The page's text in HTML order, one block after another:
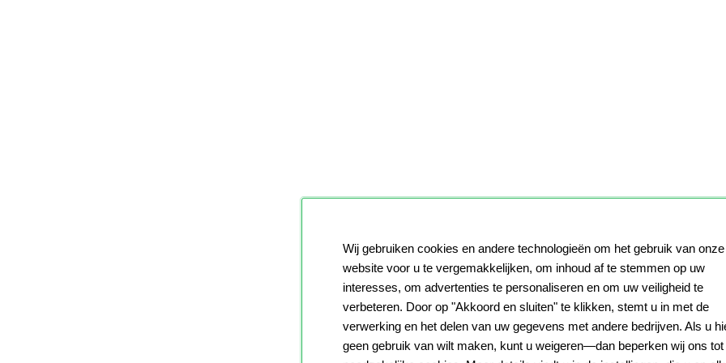
Wij gebruiken cookies en andere technologieën om het gebruik van onze
website voor u te vergemakkelijken, om inhoud af te stemmen op uw
interesses, om advertenties te personaliseren en om uw veiligheid te
verbeteren. Door op "Akkoord en sluiten" te klikken, stemt u in met de
verwerking en het delen van uw gegevens met andere bedrijven. Als u
geen gebruik van wilt maken, kunt u weigeren—dan beperken wij ons tot